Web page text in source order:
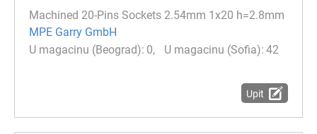
Machined 20-Pins Sockets 2.54mm 1x20 h=2.8mm
MPE Garry GmbH
0
42
Upit